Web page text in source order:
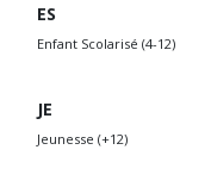
ES
Enfant Scolarisé (4-12)
JE
Jeunesse (+12)